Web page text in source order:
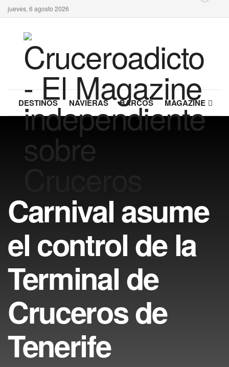
jueves, 6 agosto 2026
DESTINOS NAVIERAS BARCOS MAGAZINE
Carnival asume
el control de la
Terminal de
Cruceros de
Tenerife